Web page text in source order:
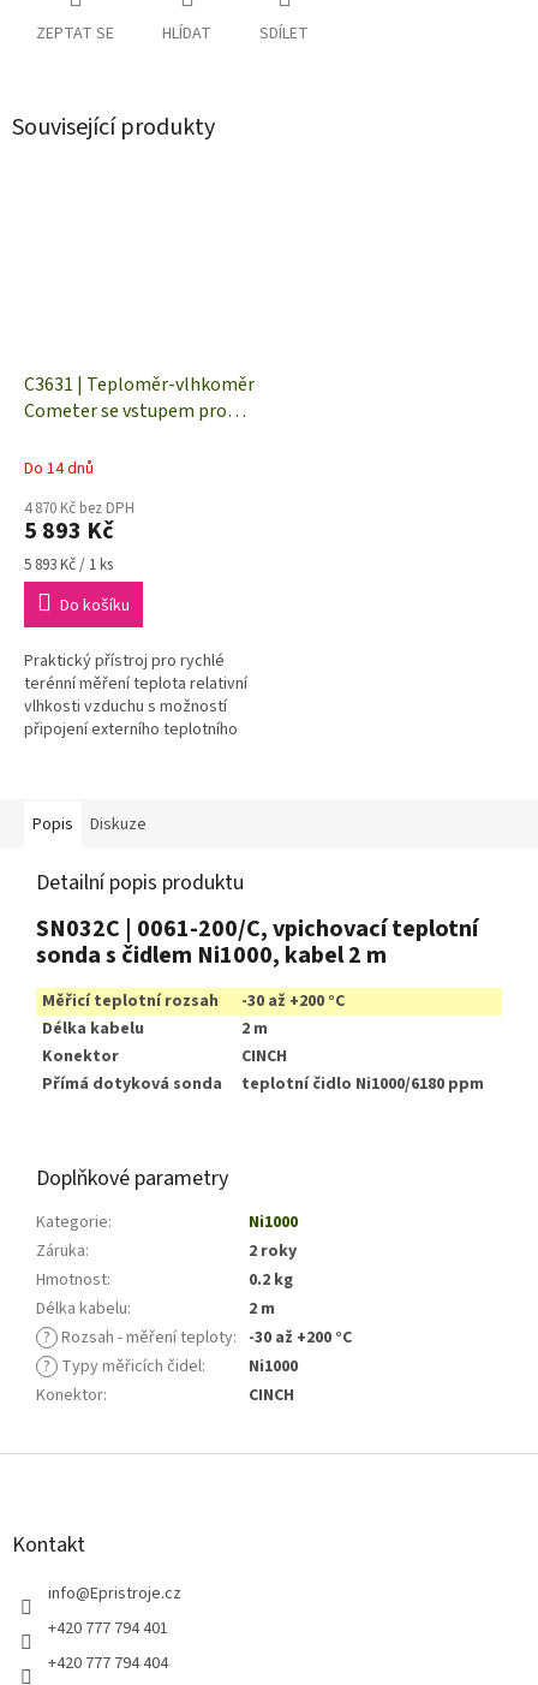
ZEPTAT SE HLÍDAT SDÍLET
Související produkty
C3631 | Teploměr-vlhkoměr
Cometer se vstupem pro
Do 14 dnů
4 870 Kč bez DPH
5 893 Kč
Měrná
cena:
5 893 Kč / 1 ks
Do košíku
Praktický přístroj pro rychlé
terénní měření teplota relativní
vlhkosti vzduchu s možností
připojení externího teplotního
Popis
Diskuze
Detailní popis produktu
SN032C | 0061-200/C, vpichovací teplotní
sonda s čidlem Ni1000, kabel 2 m
Měřicí teplotní rozsah
-30 až +200 °C
Délka kabelu
2 m
Konektor
CINCH
Přímá dotyková sonda
teplotní čidlo Ni1000/6180 ppm
Doplňkové parametry
Kategorie:
Ni1000
Záruka:
2 roky
Hmotnost:
0.2 kg
Délka kabelu:
2 m
? Rozsah - měření teploty: -30 až +200 °C
? Typy měřicích čidel:
Ni1000
Konektor: CINCH
Z
Kontakt
info@Epristroje.cz
+420 777 794 401
+420 777 794 404